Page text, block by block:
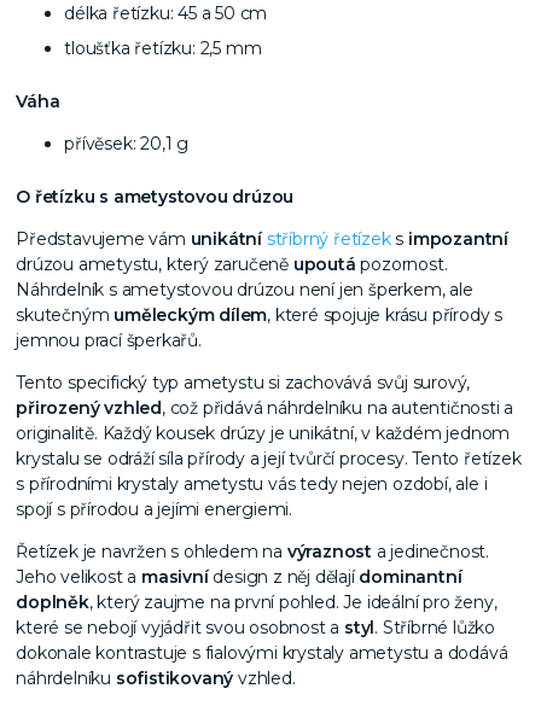
délka řetízku: 45 a 50 cm
tloušťka řetízku: 2,5 mm
Váha
přívěsek: 20,1 g
O řetízku s ametystovou drúzou
Představujeme vám unikátnístříbrný řetízeks impozantní
drúzou ametystu, který zaručeně upoutá pozornost.
Náhrdelník s ametystovou drúzou není jen šperkem, ale
skutečným uměleckým dílem, které spojuje krásu přírody s
jemnou prací šperkařů.
Tento specifický typ ametystu si zachovává svůj surový,
přirozený vzhled, což přidává náhrdelníku na autentičnosti a
originalitě. Každý kousek drúzy je unikátní, v každém jednom
krystalu se odráží síla přírody a její tvůrčí procesy. Tento řetízek
s přírodními krystaly ametystu vás tedy nejen ozdobí, ale i
spojí s přírodou a jejími energiemi.
Řetízek je navržen s ohledem na výraznosta jedinečnost.
Jeho velikost a masivnídesign z něj dělajídominantní
doplněk, který zaujme na první pohled. Je ideální pro ženy,
které se nebojí vyjádřit svou osobnost a styl. Stříbrné lůžko
dokonale kontrastuje s fialovými krystaly ametystu a dodává
náhrdelníku sofistikovaný vzhled.